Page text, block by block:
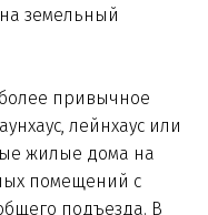
земельный
привычное
лейнхаус или
жилые дома на
помещений с
подъезда. В